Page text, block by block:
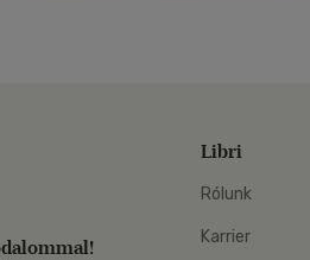
Libri
Rólunk
Karrier